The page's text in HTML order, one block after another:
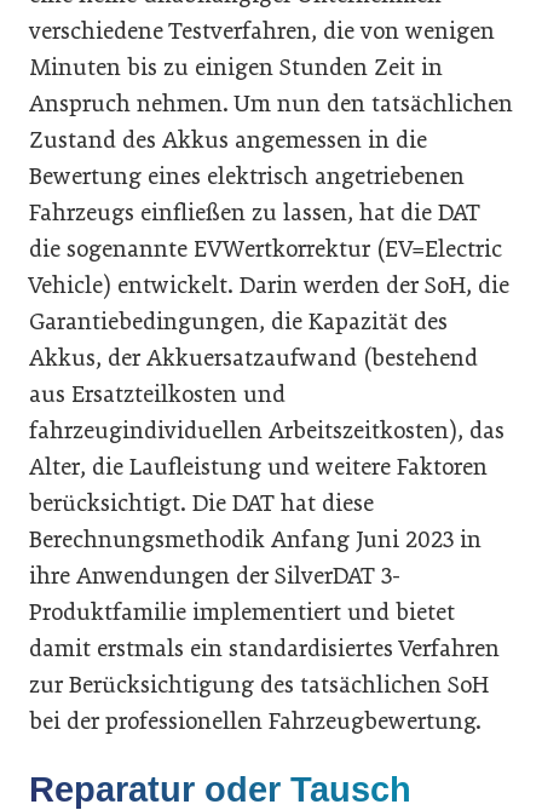
verschiedene Testverfahren, die von wenigen
Minuten bis zu einigen Stunden Zeit in
Anspruch nehmen. Um nun den tatsächlichen
Zustand des Akkus angemessen in die
Bewertung eines elektrisch angetriebenen
Fahrzeugs einfließen zu lassen, hat die DAT
die sogenannte EVWertkorrektur (EV=Electric
Vehicle) entwickelt. Darin werden der SoH, die
Garantiebedingungen, die Kapazität des
Akkus, der Akkuersatzaufwand (bestehend
aus Ersatzteilkosten und
fahrzeugindividuellen Arbeitszeitkosten), das
Alter, die Laufleistung und weitere Faktoren
berücksichtigt. Die DAT hat diese
Berechnungsmethodik Anfang Juni 2023 in
ihre Anwendungen der SilverDAT 3-
Produktfamilie implementiert und bietet
damit erstmals ein standardisiertes Verfahren
zur Berücksichtigung des tatsächlichen SoH
bei der professionellen Fahrzeugbewertung.
Reparatur oder Tausch